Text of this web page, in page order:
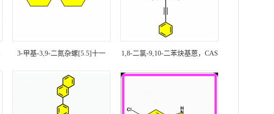
3-甲基-3,9-二氮杂螺[5.5]十一
货
1,8-二氯-9,10-二苯炔基蒽，CAS